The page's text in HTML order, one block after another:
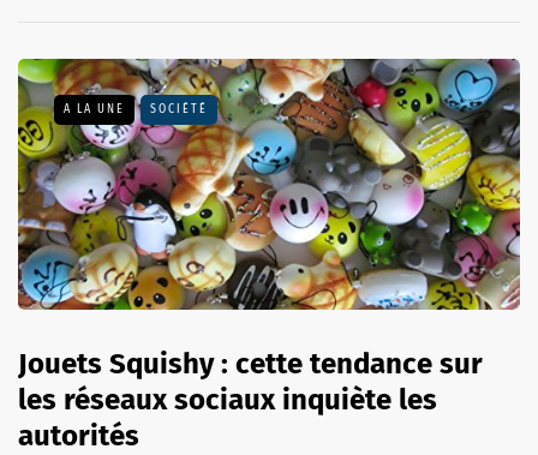
A LA UNE SOCIÉTÉ
Jouets Squishy : cette tendance sur
les réseaux sociaux inquiète les
autorités